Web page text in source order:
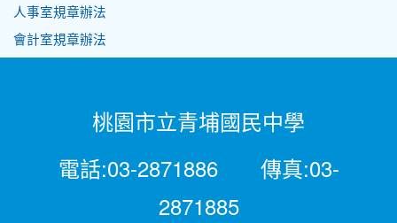
人事室規章辦法
會計室規章辦法
桃園市立青埔國民中學
電話:03-2871886 傳真:03-
2871885